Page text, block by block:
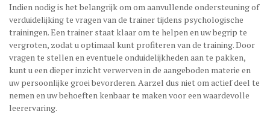
Indien nodig is het belangrijk om om aanvullende ondersteuning of
verduidelijking te vragen van de trainer tijdens psychologische
trainingen. Een trainer staat klaar om te helpen en uw begrip te
vergroten, zodat u optimaal kunt profiteren van de training. Door
vragen te stellen en eventuele onduidelijkheden aan te pakken,
kunt u een dieper inzicht verwerven in de aangeboden materie en
uw persoonlijke groei bevorderen. Aarzel dus niet om actief deel te
nemen en uw behoeften kenbaar te maken voor een waardevolle
leerervaring.